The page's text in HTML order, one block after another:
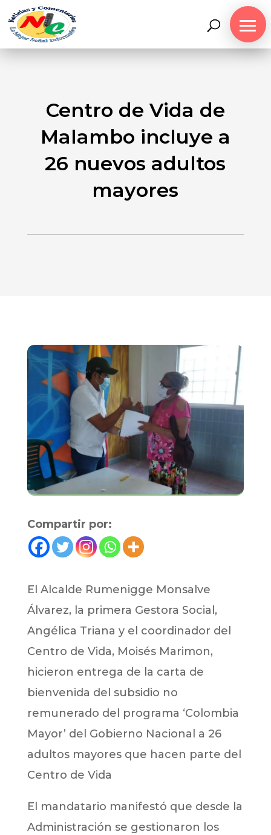
Centro de Vida de
Malambo incluye a
26 nuevos adultos
mayores
Compartir por:
El Alcalde Rumenigge Monsalve
Álvarez, la primera Gestora Social,
Angélica Triana y el coordinador del
Centro de Vida, Moisés Marimon,
hicieron entrega de la carta de
bienvenida del subsidio no
remunerado del programa ‘Colombia
Mayor’ del Gobierno Nacional a 26
adultos mayores que hacen parte del
Centro de Vida
El mandatario manifestó que desde la
Administración se gestionaron los